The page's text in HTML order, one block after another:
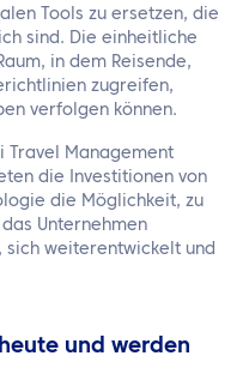
Tools zu ersetzen, die
sind. Die einheitliche
in dem Reisende,
zugreifen,
verfolgen können.
Travel Management
die Investitionen von
die Möglichkeit, zu
Unternehmen
sich weiterentwickelt und
und werden